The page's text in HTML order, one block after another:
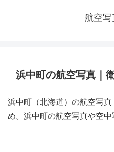
航空
浜中町の航空写真｜
浜中町（北海道）の航空写
め。浜中町の航空写真や空中